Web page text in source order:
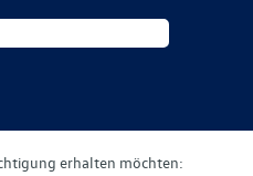
erhalten möchten: